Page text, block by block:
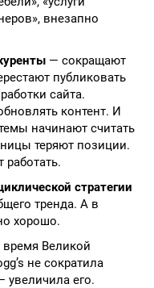
внезапно
— сокращают
публиковать
сайта.
контент. И
начинают считать
теряют позиции.
работать.
стратегии
тренда. А в
хорошо.
время Великой
не сократила
увеличила его.